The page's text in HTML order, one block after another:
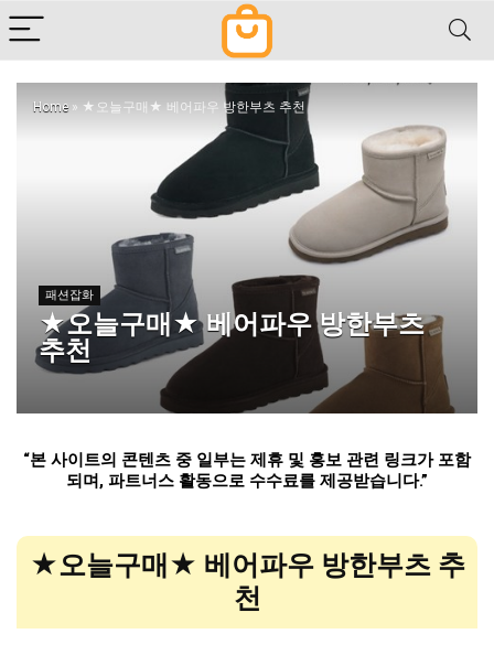
Home » ★오늘구매★ 베어파우 방한부츠 추천
패션잡화
★오늘구매★ 베어파우 방한부츠
추천
“본 사이트의 콘텐츠 중 일부는 제휴 및 홍보 관련 링크가 포함
되며, 파트너스 활동으로 수수료를 제공받습니다.”
★오늘구매★ 베어파우 방한부츠 추
천